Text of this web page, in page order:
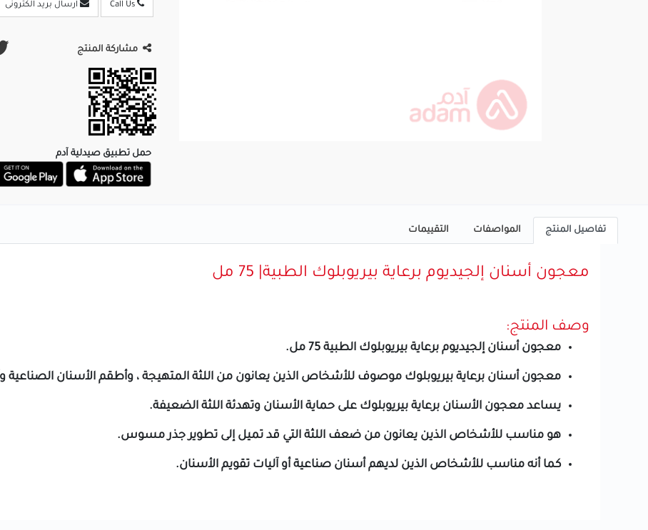
Call Us ارسال بريد الكترونى
مشاركة المنتج
حمل تطبيق صيدلية آدم
تفاصيل المنتج المواصفات التقييمات
معجون أسنان إلجيديوم برعاية بيريوبلوك الطبية| 75 مل
وصف المنتج:
معجون أسنان إلجيديوم برعاية بيريوبلوك الطبية 75 مل.
معجون أسنان برعاية بيريوبلوك موصوف للأشخاص الذين يعانون من اللثة المتهيجة ، وأطقم الأسنان الصناعية
يساعد معجون الأسنان برعاية بيريوبلوك على حماية الأسنان وتهدئة اللثة الضعيفة.
هو مناسب للأشخاص الذين يعانون من ضعف اللثة التي قد تميل إلى تطوير جذر مسوس.
كما أنه مناسب للأشخاص الذين لديهم أسنان صناعية أو آليات تقويم الأسنان.